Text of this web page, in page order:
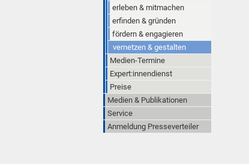
erleben & mitmachen
erfinden & gründen
fördern & engagieren
vernetzen & gestalten
Medien-Termine
Expert:innendienst
Preise
Medien & Publikationen
Service
Anmeldung Presseverteiler